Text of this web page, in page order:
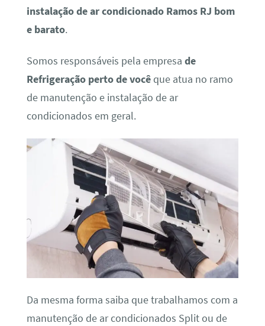
instalação de ar condicionado Ramos RJ bom
e barato.
Somos responsáveis pela empresa de
Refrigeração perto de vocêque atua no ramo
de manutenção e instalação de ar
condicionados em geral.
Da mesma forma saiba que trabalhamos com a
manutenção de ar condicionados Split ou de